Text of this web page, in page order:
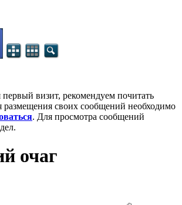
визит, рекомендуем почитать
размещения своих сообщений необходимо
. Для просмотра сообщений
очаг